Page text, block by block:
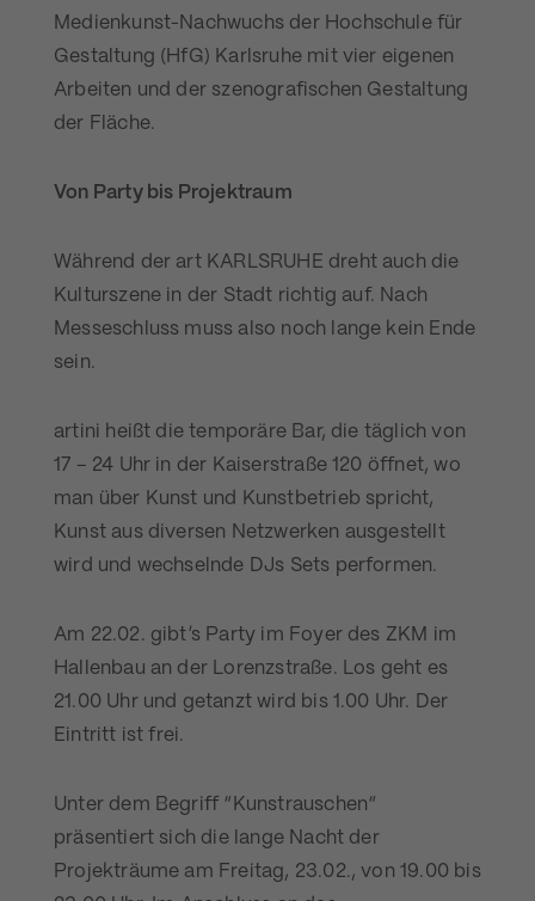
Medienkunst-Nachwuchs der Hochschule für
Gestaltung (HfG) Karlsruhe mit vier eigenen
Arbeiten und der szenografischen Gestaltung
der Fläche.
Von Party bis Projektraum
Während der art KARLSRUHE dreht auch die
Kulturszene in der Stadt richtig auf. Nach
Messeschluss muss also noch lange kein Ende
sein.
artini heißt die temporäre Bar, die täglich von
17 – 24 Uhr in der Kaiserstraße 120 öffnet, wo
man über Kunst und Kunstbetrieb spricht,
Kunst aus diversen Netzwerken ausgestellt
wird und wechselnde DJs Sets performen.
Am 22.02. gibt’s Party im Foyer des ZKM im
Hallenbau an der Lorenzstraße. Los geht es
21.00 Uhr und getanzt wird bis 1.00 Uhr. Der
Eintritt ist frei.
Unter dem Begriff “Kunstrauschen“
präsentiert sich die lange Nacht der
Projekträume am Freitag, 23.02., von 19.00 bis